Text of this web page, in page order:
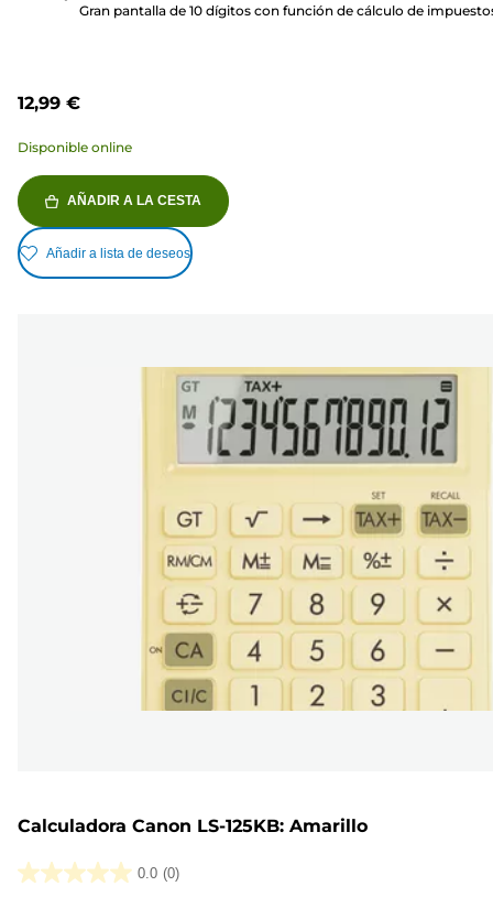
Gran pantalla de 10 dígitos con función de cálculo de
12,99 €
Disponible online
AÑADIR A LA CESTA
Añadir a lista de deseos
Calculadora Canon LS-125KB: Amarillo
0.0 (0)
0.0